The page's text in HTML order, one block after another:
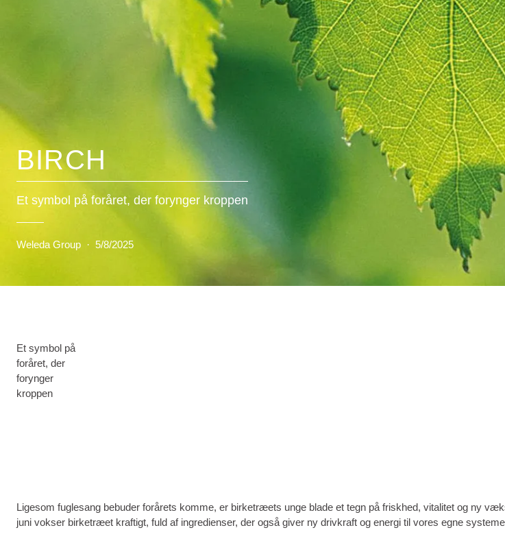
BIRCH
Et symbol på foråret, der forynger kroppen
Weleda Group · 5/8/2025
Et symbol på
foråret, der
forynger
kroppen
Ligesom fuglesang bebuder forårets komme, er birketræets unge blade et tegn på friskhed, vitalitet og ny
juni vokser birketræet kraftigt, fuld af ingredienser, der også giver ny drivkraft og energi til vores egne